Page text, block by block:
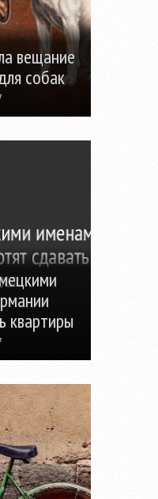
вещание
собак
квартиры